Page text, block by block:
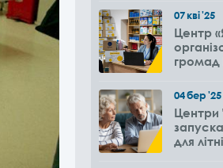
07кві'25
Центр
громад
04бер'25
Центри
для